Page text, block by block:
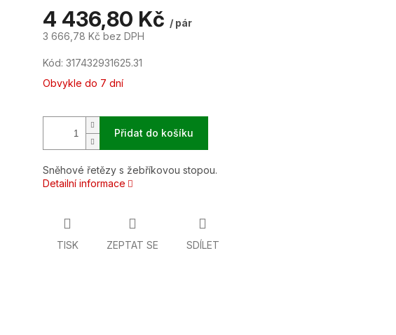
4 436,80 Kč / pár
3 666,78 Kč bez DPH
Měrná
cena:
Kód: 317432931625.31
Obvykle do 7 dní
Přidat do košíku
Sněhové řetězy s žebříkovou stopou.
Detailní informace
TISK ZEPTAT SE SDÍLET